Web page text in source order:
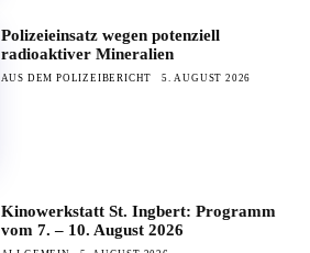
Polizeieinsatz wegen potenziell
radioaktiver Mineralien
AUS DEM POLIZEIBERICHT 5. AUGUST 2026
Kinowerkstatt St. Ingbert: Programm
vom 7. – 10. August 2026